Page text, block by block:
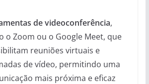
de videoconferência,
o Zoom ou o Google Meet, que
reuniões virtuais e
de vídeo, permitindo uma
mais próxima e eficaz